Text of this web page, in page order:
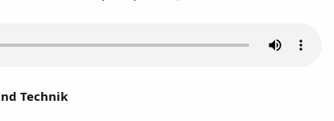
Technik